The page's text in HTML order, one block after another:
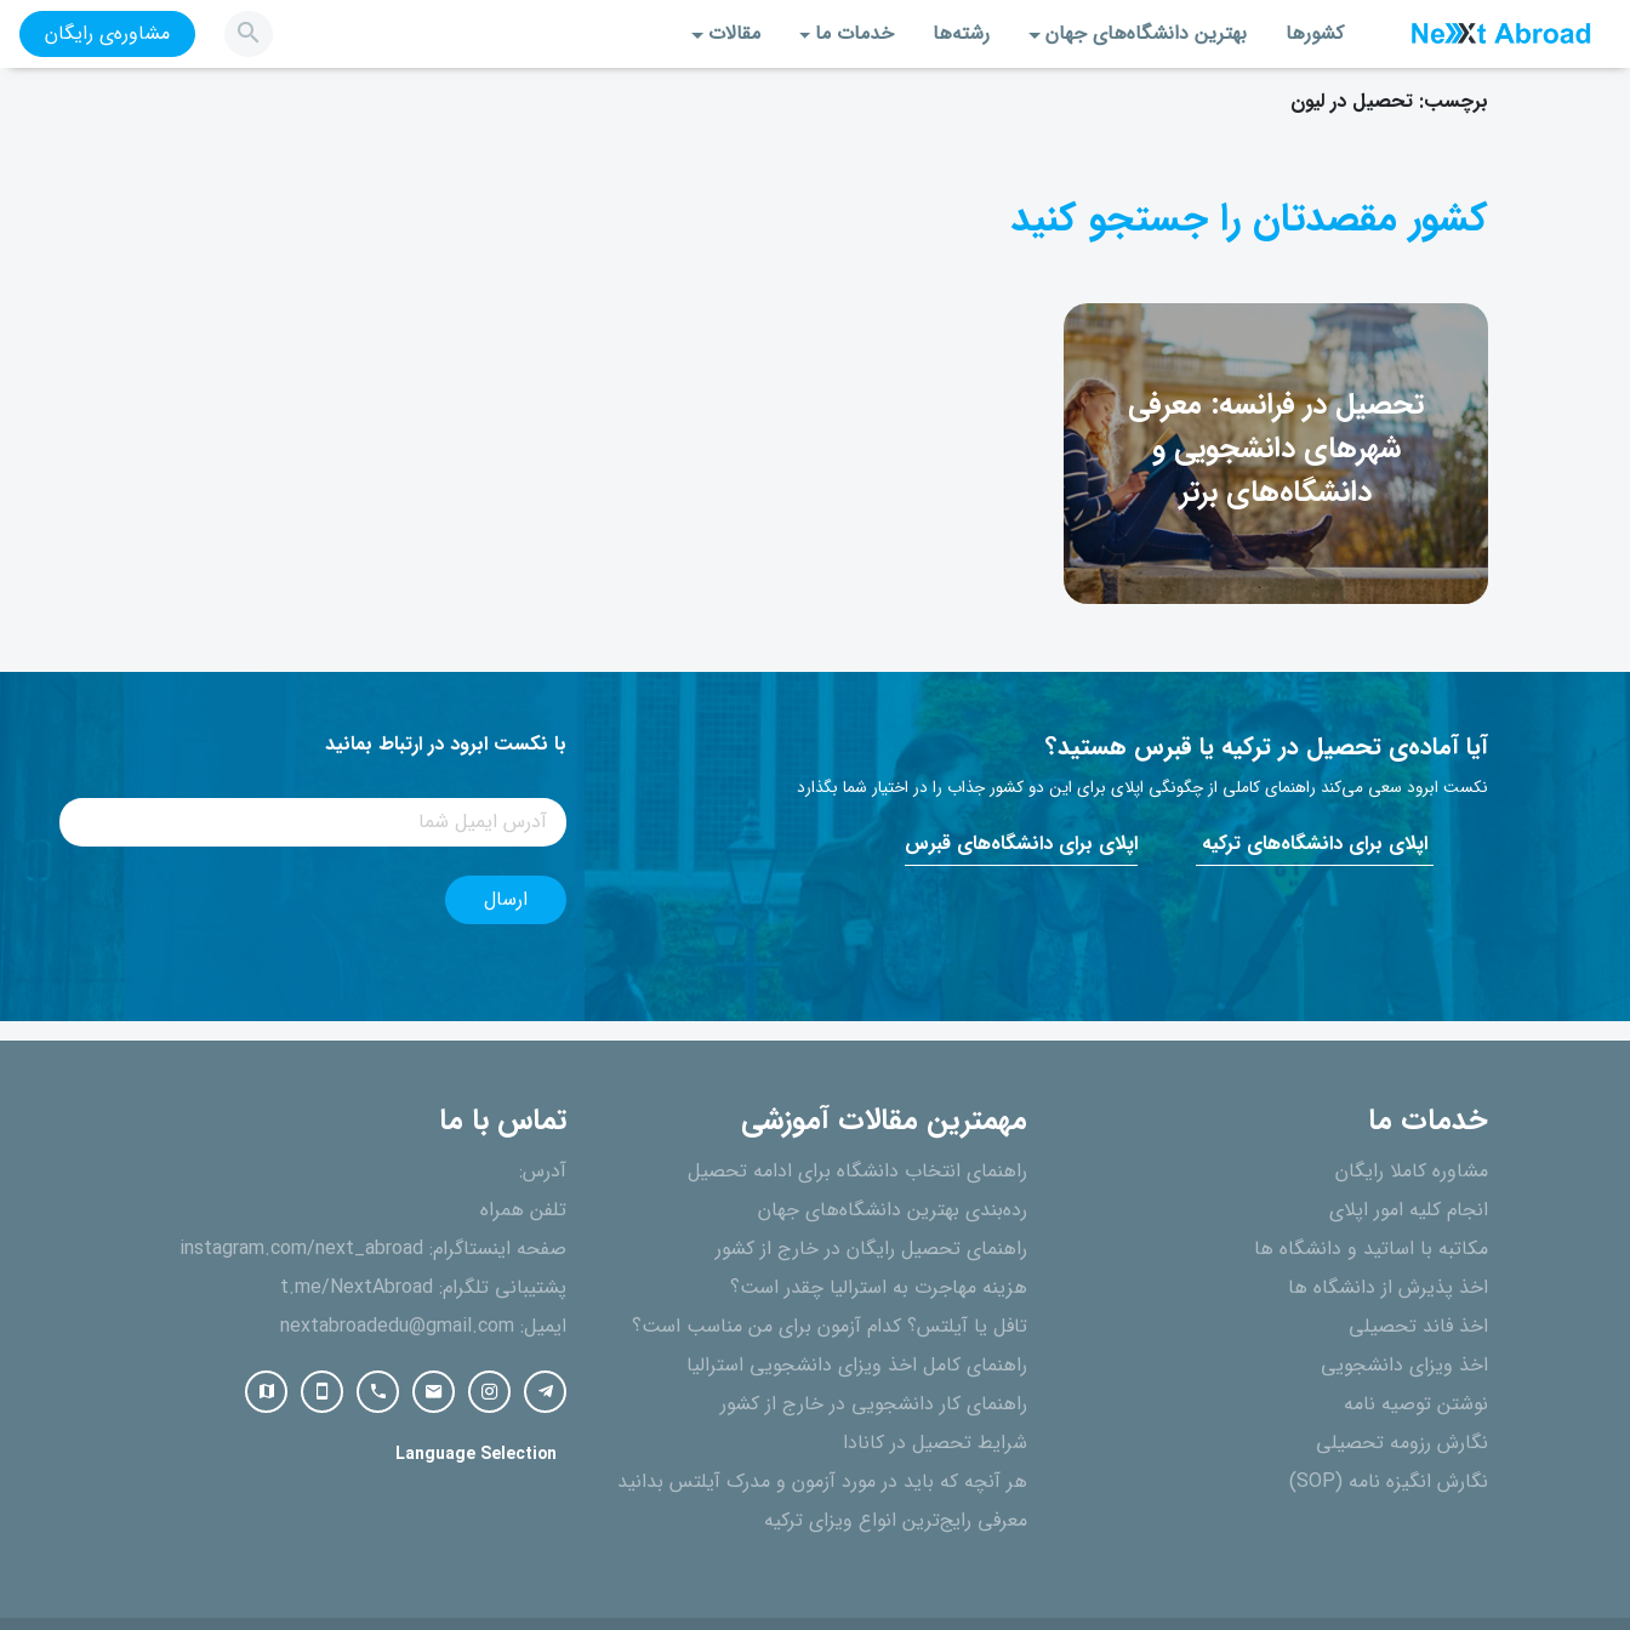
کشورها بهترین دانشگاه‌های جهان رشته‌‌ها خدمات ما مقالات مشاوره‌ی رایگان
برچسب: تحصیل در لیون
کشور مقصدتان را جستجو کنید
تحصیل در فرانسه: معرفی
شهرهای دانشجویی و
دانشگاه‌های برتر
آیا آماده‌ی تحصیل در ترکیه یا قبرس هستید؟
نکست ابرود سعی می‌کند راهنمای کاملی از چگونگی اپلای برای این دو کشور جذاب را در اختیار شما بگذارد
اپلای برای دانشگاه‌های ترکیه اپلای برای دانشگاه‌های قبرس
با نکست ابرود در ارتباط بمانید
خدمات ما
مشاوره کاملا رایگان
انجام کلیه امور اپلای
مکاتبه با اساتید و دانشگاه ها
اخذ پذیرش از دانشگاه ھا
اخذ فاند تحصیلی
اخذ ویزای دانشجویی
نوشتن توصیه نامه
نگارش رزومه تحصیلی
نگارش انگیزه نامه (SOP)
مهمترین مقالات آموزشی
راهنمای انتخاب دانشگاه برای ادامه تحصیل
رده‌بندی بهترین دانشگاه‌های جهان
راهنمای تحصیل رایگان در خارج از کشور
هزینه مهاجرت به استرالیا چقدر است؟
تافل یا آیلتس؟ کدام آزمون برای من مناسب است؟
راهنمای کامل اخذ ویزای دانشجویی استرالیا
راهنمای کار دانشجویی در خارج از کشور
شرایط تحصیل در کانادا
هر آنچه که باید در مورد آزمون و مدرک آیلتس بدانید
معرفی رایج‌ترین انواع ویزای ترکیه
تماس با ما
آدرس:
تلفن همراه
صفحه اینستاگرام: instagram.com/next_abroad
پشتیبانی تلگرام: t.me/NextAbroad
ایمیل: nextabroadedu@gmail.com
Language Selection